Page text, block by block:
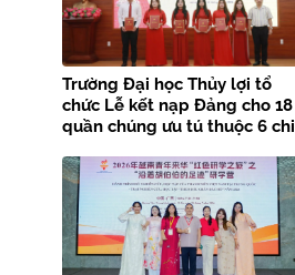
Trường Đại học Thủy lợi tổ
chức Lễ kết nạp Đảng cho 18
quần chúng ưu tú thuộc 6 chi